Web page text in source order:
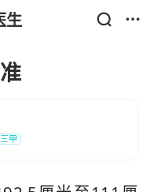
生
三甲